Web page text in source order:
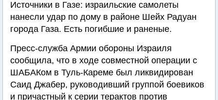
Источники в Газе: израильские самолеты
нанесли удар по дому в районе Шейх Радуан
города Газа. Есть погибшие и раненые.
Пресс-служба Армии обороны Израиля
сообщила, что в ходе совместной операции с
ШАБАКом в Туль-Кареме был ликвидирован
Саид Джабер, руководивший группой боевиков
и причастный к серии терактов против